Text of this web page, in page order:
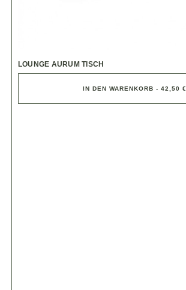
LOUNGE AURUM TISCH
IN DEN WARENKORB - 42,50 €